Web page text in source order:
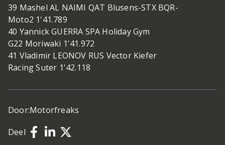
39 Mashel AL NAIMI QAT Blusens-STX BQR-
Moto2 1'41.789
40 Yannick GUERRA SPA Holiday Gym
G22 Moriwaki 1'41.972
41 Vladimir LEONOV RUS Vector Kiefer
Racing Suter 1'42.118
Door:Motorfreaks
Deel